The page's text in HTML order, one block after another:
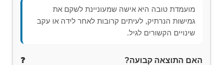
מועמדת טובה היא אישה שמעוניינת לשקם את
גמישות הנרתיק, לעיתים קרובות לאחר לידה או עקב
שינויים הקשורים לגיל.
האם התוצאה קבועה?